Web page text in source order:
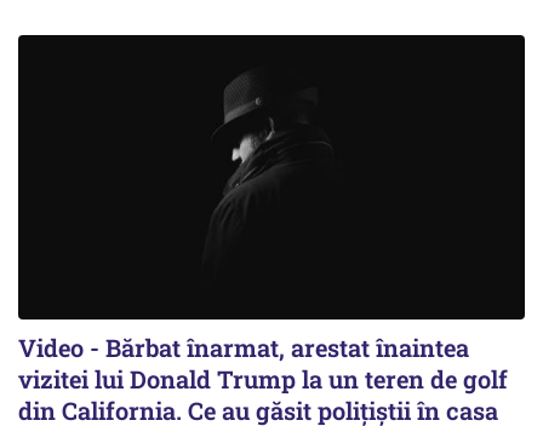
Video - Bărbat înarmat, arestat înaintea
vizitei lui Donald Trump la un teren de golf
din California. Ce au găsit polițiștii în casa